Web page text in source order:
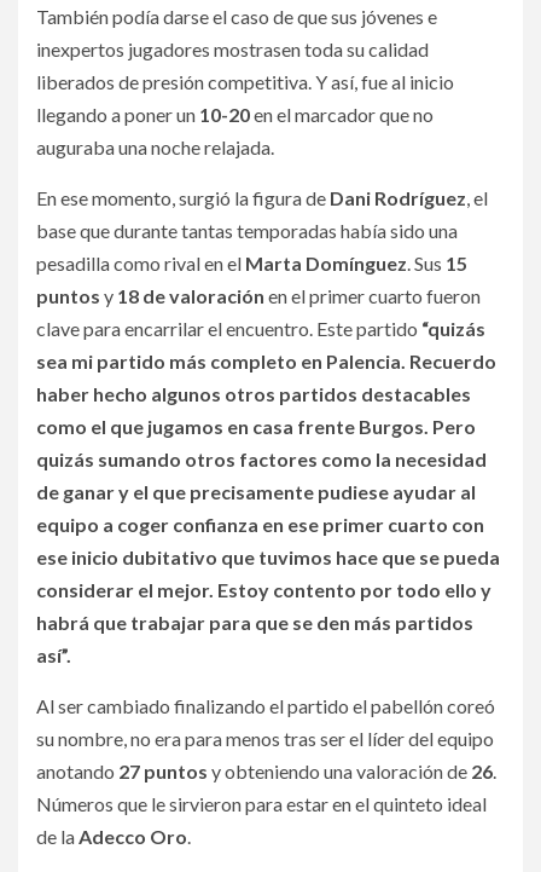
También podía darse el caso de que sus jóvenes e
inexpertos jugadores mostrasen toda su calidad
liberados de presión competitiva. Y así, fue al inicio
llegando a poner un 10-20en el marcador que no
auguraba una noche relajada.
En ese momento, surgió la figura de Dani Rodríguez, el
base que durante tantas temporadas había sido una
pesadilla como rival en el Marta Domínguez. Sus 15
puntos y 18 de valoración en el primer cuarto fueron
clave para encarrilar el encuentro. Este partido “quizás
sea mi partido más completo en Palencia. Recuerdo
haber hecho algunos otros partidos destacables
como el que jugamos en casa frente Burgos. Pero
quizás sumando otros factores como la necesidad
de ganar y el que precisamente pudiese ayudar al
equipo a coger confianza en ese primer cuarto con
ese inicio dubitativo que tuvimos hace que se pueda
considerar el mejor. Estoy contento por todo ello y
habrá que trabajar para que se den más partidos
así”.
Al ser cambiado finalizando el partido el pabellón coreó
su nombre, no era para menos tras ser el líder del equipo
anotando 27 puntos y obteniendo una valoración de 26.
Números que le sirvieron para estar en el quinteto ideal
de laAdecco Oro.